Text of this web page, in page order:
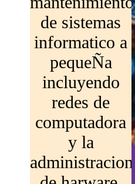
de sistemas
informatico a
pequeÑa
incluyendo
redes de
computadora
y la
administracion